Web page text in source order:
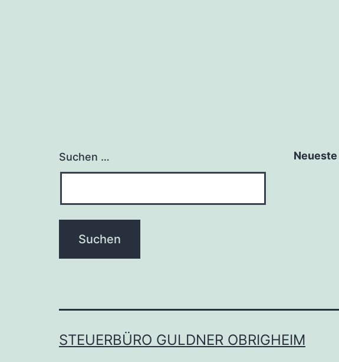
Suchen …
STEUERBÜRO GULDNER OBRIGHEIM